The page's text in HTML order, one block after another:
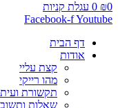
₪0
0 עגלת קניות
Facebook-fYoutube
דף הבית
אודות
קצת עליי
מהו רייקי
תקשורת
שאלות